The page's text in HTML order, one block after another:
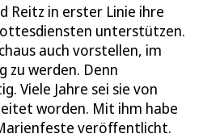
Reitz in erster Linie ihre
unterstützen.
auch vorstellen, im
zu werden. Denn
Viele Jahre sei sie von
worden. Mit ihm habe
veröffentlicht.